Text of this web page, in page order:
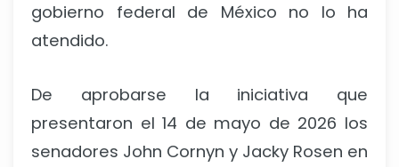
gobierno federal de México no lo ha
atendido.
De aprobarse la iniciativa que
presentaron el 14 de mayo de 2026 los
senadores John Cornyn y Jacky Rosen en